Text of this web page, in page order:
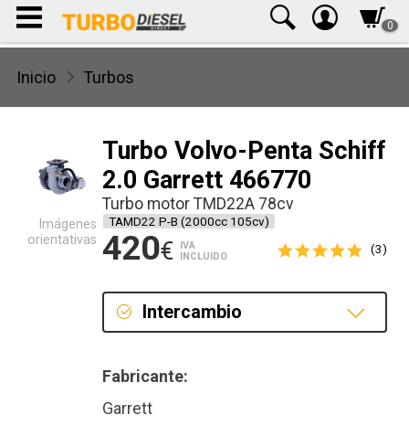
0
Inicio Turbos
Turbo Volvo-Penta Schiff
2.0 Garrett 466770
Turbo motor TMD22A 78cv
TAMD22 P-B (2000cc 105cv)
420€
IVA
INCLUIDO
(3)
Intercambio
Reconstrucción
Fabricante:
Garrett
Imágenes
orientativas